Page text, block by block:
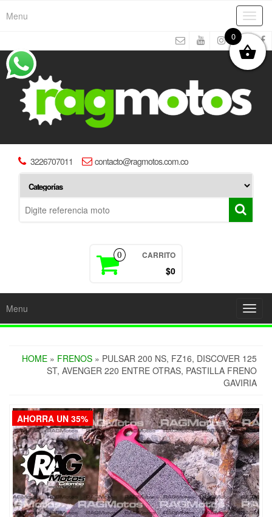
Menu
3226707011 contacto@ragmotos.com.co
0 CARRITO
$0
Menu
HOME » FRENOS » PULSAR 200 NS, FZ16, DISCOVER 125
ST, AVENGER 220 ENTRE OTRAS, PASTILLA FRENO
GAVIRIA
AHORRA UN 35%
0